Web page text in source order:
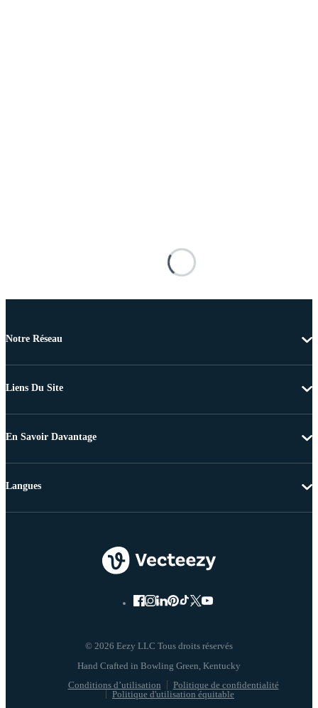
Notre Réseau
Liens Du Site
En Savoir Davantage
© 2026 Eezy LLC Tous droits réservés
Conditions d’utilisation
Politique de confidentialité
Politique d'utilisation équitable
Langues